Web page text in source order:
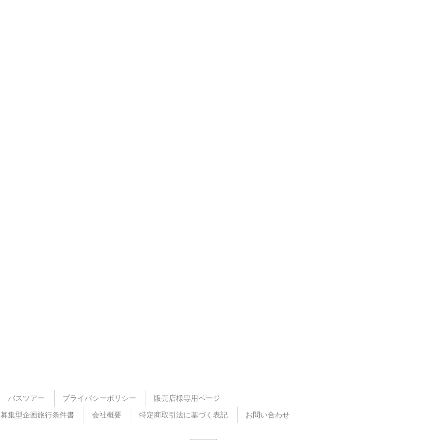
バスツアー プライバシーポリシー
販売店様専用ページ
募集型企画旅行条件書 会社概要 特定商取引法に基づく表記 お問い合わせ